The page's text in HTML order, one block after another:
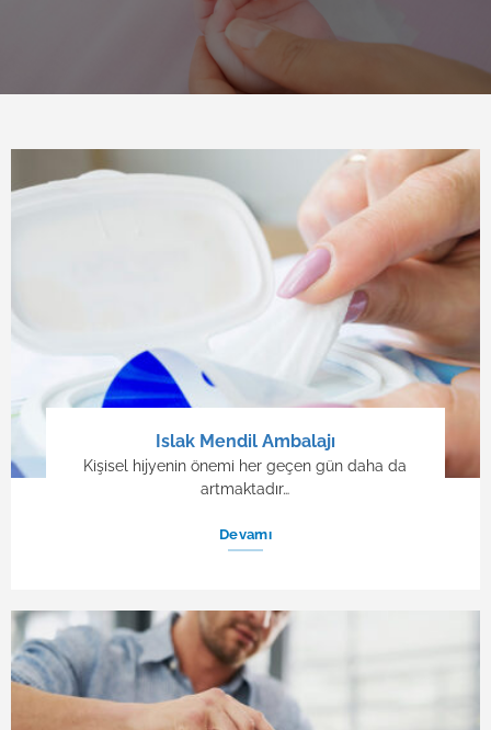
Islak Mendil Ambalajı
Kişisel hijyenin önemi her geçen gün daha da
artmaktadır…
Devamı